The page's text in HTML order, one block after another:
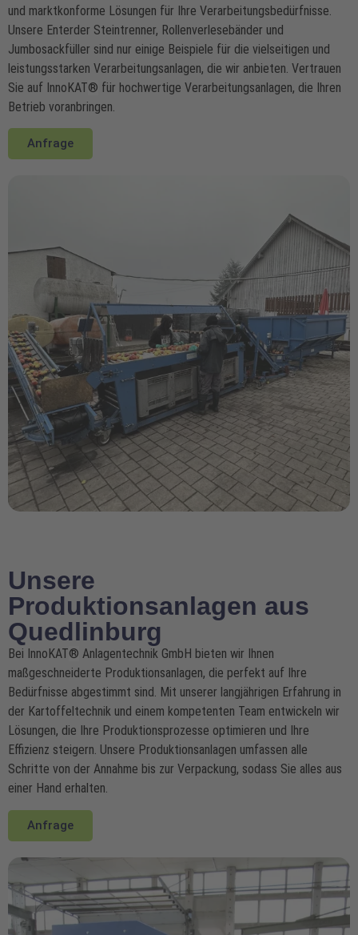
und marktkonforme Lösungen für Ihre Verarbeitungsbedürfnisse.
Unsere Enterder Steintrenner, Rollenverlesebänder und
Jumbosackfüller sind nur einige Beispiele für die vielseitigen und
leistungsstarken Verarbeitungsanlagen, die wir anbieten. Vertrauen
Sie auf InnoKAT® für hochwertige Verarbeitungsanlagen, die Ihren
Betrieb voranbringen.
Anfrage
Unsere
Produktionsanlagen aus
Quedlinburg
Bei InnoKAT® Anlagentechnik GmbH bieten wir Ihnen
maßgeschneiderte Produktionsanlagen, die perfekt auf Ihre
Bedürfnisse abgestimmt sind. Mit unserer langjährigen Erfahrung in
der Kartoffeltechnik und einem kompetenten Team entwickeln wir
Lösungen, die Ihre Produktionsprozesse optimieren und Ihre
Effizienz steigern. Unsere Produktionsanlagen umfassen alle
Schritte von der Annahme bis zur Verpackung, sodass Sie alles aus
einer Hand erhalten.
Anfrage